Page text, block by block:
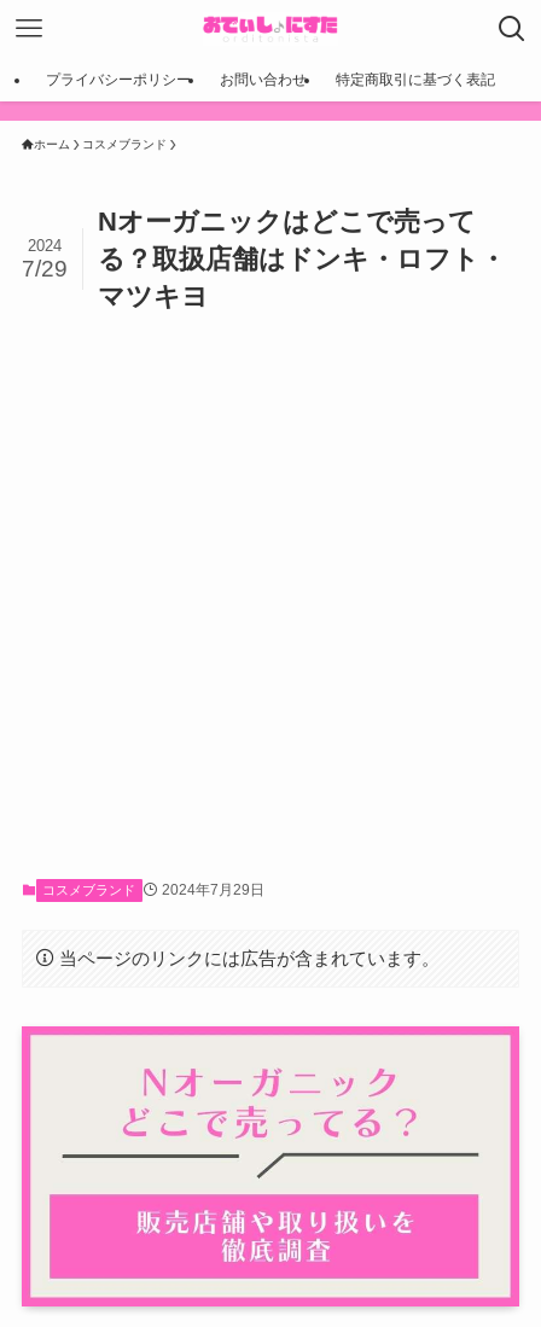
プライバシーポリシー お問い合わせ 特定商取引に基づく表記
ホーム コスメブランド
Nオーガニックはどこで売って
る？取扱店舗はドンキ・ロフト・
マツキヨ
2024
7/29
コスメブランド 2024年7月29日
当ページのリンクには広告が含まれています。